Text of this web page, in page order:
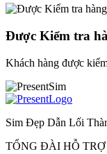
Được Kiểm tra
Khách hàng được
Sim Đẹp Dẫn Lối
TỔNG ĐÀI HỖ TRỢ